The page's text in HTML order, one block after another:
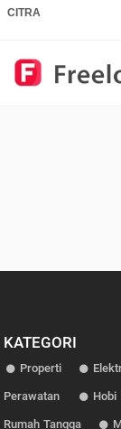
CITRA
KATEGORI
Properti
Perawatan
Rumah Tangga